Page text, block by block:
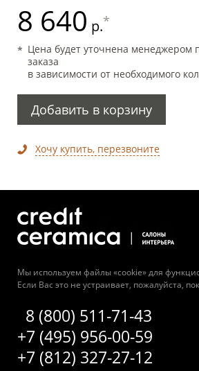
8 640 р.*
Цена будет уточнена менеджером
заказа
в зависимости от необходимого
Добавить в корзину
Хочу купить, перезвоните
Мы используем файлы «cookie» для
Если Вас это не устраивает, пожалуйста,
8 (800) 511-71-43
+7 (495) 956-00-59
+7 (812) 327-27-12